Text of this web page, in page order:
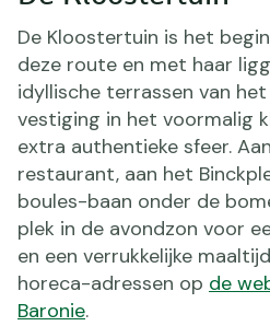
De Kloostertuin is het
deze route en met haar
idyllische terrassen van
vestiging in het voormalig
extra authentieke sfeer.
restaurant, aan het
boules-baan onder de
plek in de avondzon voor
en een verrukkelijke
horeca-adressen op de
Baronie.